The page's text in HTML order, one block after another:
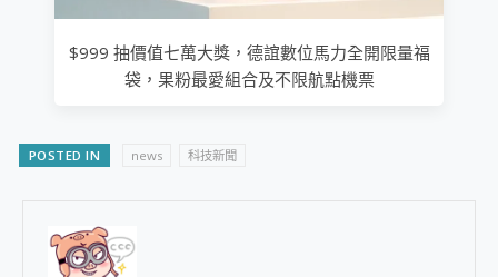
$999 抽價值七萬大獎，德誼數位馬力全開限量福
袋，果粉最愛組合及不限航點機票
POSTED IN news 科技新聞